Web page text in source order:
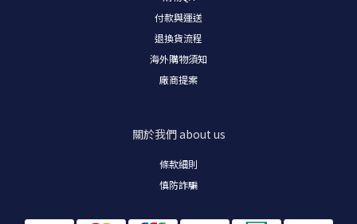
付款與運送
退換貨流程
海外購物須知
廠商提案
關於我們about us
條款細則
慎防詐騙